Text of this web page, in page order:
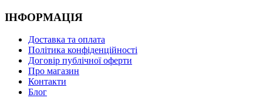
ІНФОРМАЦІЯ
Доставка та оплата
Політика конфіденційності
Договір публічної оферти
Про магазин
Контакти
Блог